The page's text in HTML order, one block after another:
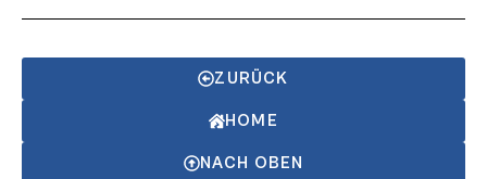
ZURÜCK
HOME
NACH OBEN